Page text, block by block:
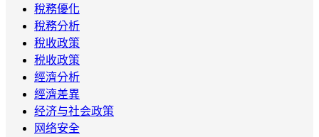
稅務優化
稅務分析
稅收政策
税收政策
經濟分析
經濟差異
经济与社会政策
网络安全